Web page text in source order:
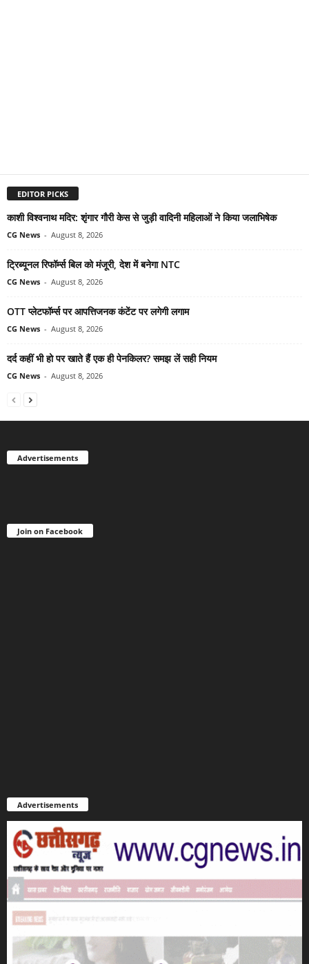
EDITOR PICKS
काशी विश्वनाथ मदिर: शृंगार गौरी केस से जुड़ी वादिनी महिलाओं ने किया जलाभिषेक
CG News - August 8, 2026
ट्रिब्यूनल रिफॉर्म्स बिल को मंजूरी, देश में बनेगा NTC
CG News - August 8, 2026
OTT प्लेटफॉर्म्स पर आपत्तिजनक कंटेंट पर लगेगी लगाम
CG News - August 8, 2026
दर्द कहीं भी हो पर खाते हैं एक ही पेनकिलर? समझ लें सही नियम
CG News - August 8, 2026
Advertisements
Join on Facebook
Advertisements